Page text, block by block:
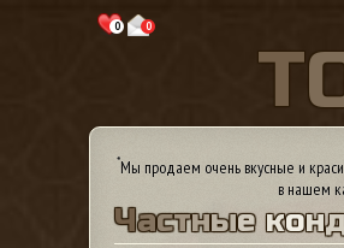
0 0
Т
*Мы продаем очень вкусные и
в нашем
Частные кон